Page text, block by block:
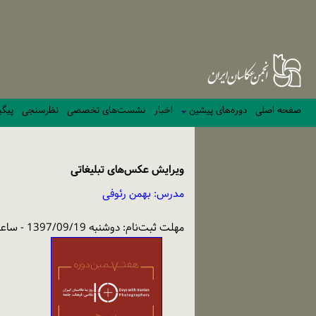
صفحه اصلی دوره‌های پیشین اخبار نشست‌های تخصصی نظرسنجی
ویرایش عکس‌های تبلیغاتی
مدرس: بهمن رئوفی
مهلت ثبت‌نام: دوشنبه 1397/09/19 - ساعت: 10:00